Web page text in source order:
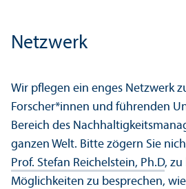
Netzwerk
Wir pflegen ein enges Netzwerk
Forscher*innen und führenden
Bereich des
ganzen Welt. Bitte zögern Sie
Prof. Stefan Reichelstein, Ph.D, zu
Möglichkeiten zu besprechen,